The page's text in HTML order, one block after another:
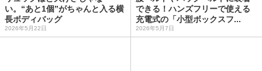
い。“あと1個”がちゃんと入る横
長ボディバッグ
2026年5月22日
できる！ハンズフリーで使える
充電式の「小型ボックスフ...
2026年5月7日